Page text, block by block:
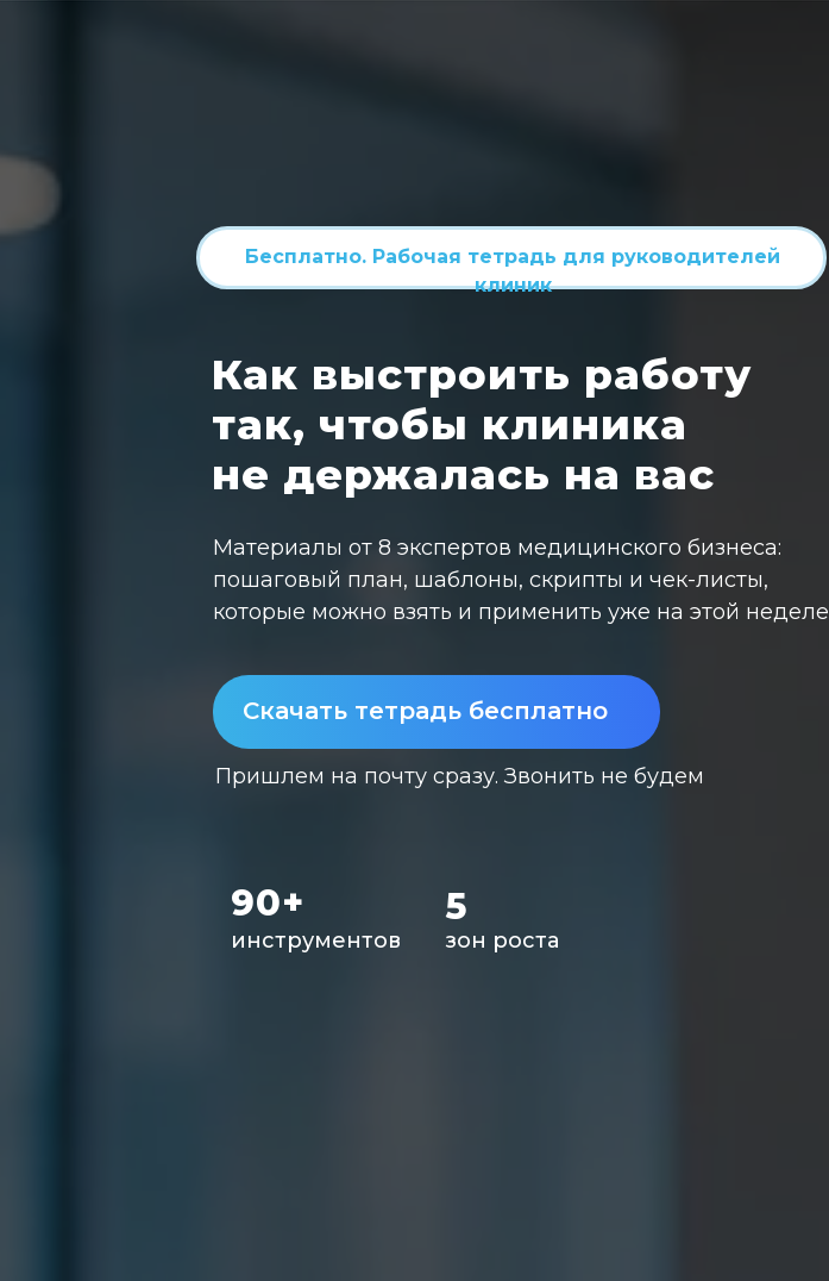
Как выстроить работу
так, чтобы клиника
не держалась на вас
Материалы от 8 экспертов медицинского бизнеса:
пошаговый план, шаблоны, скрипты и чек-листы,
которые можно взять и применить уже на этой неделе
Пришлем на почту сразу. Звонить не будем
Бесплатно. Рабочая тетрадь для руководителей
клиник
Скачать тетрадь бесплатно
90+
инструментов
5
зон роста